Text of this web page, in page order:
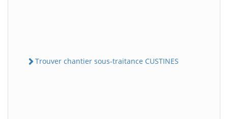
Trouver chantier sous-traitance CUSTINES